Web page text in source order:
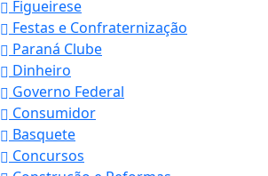
Figueirese
Festas e Confraternização
Paraná Clube
Dinheiro
Governo Federal
Consumidor
Basquete
Concursos